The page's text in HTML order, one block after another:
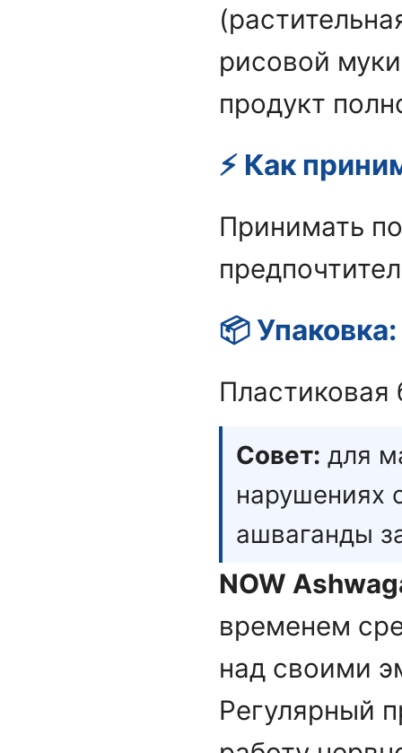
рисовой
продукт
⚡ Как
Принимать
📦 Упаковка:
Совет: для
нарушениях
ашваганды
NOW
временем
над своими
Регулярный